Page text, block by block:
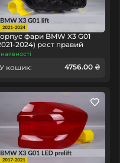
світловод (кільце
оптики в зборі, це
фари BMW X3 G01
2024) рест правий
У кошик: 4756.00 ₴